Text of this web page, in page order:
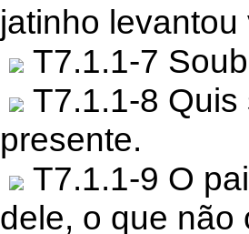
jatinho levantou
T7.1.1-7
T7.1.1-8
presente.
T7.1.1-9 O
dele, o que não